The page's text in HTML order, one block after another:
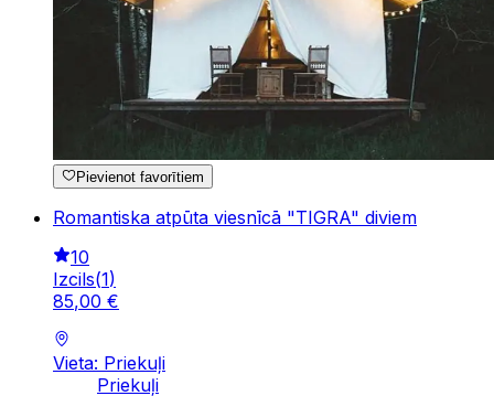
Pievienot favorītiem
Romantiska atpūta viesnīcā "TIGRA" diviem
10
Izcils(1)
85,00 €
Vieta: Priekuļi
Priekuļi